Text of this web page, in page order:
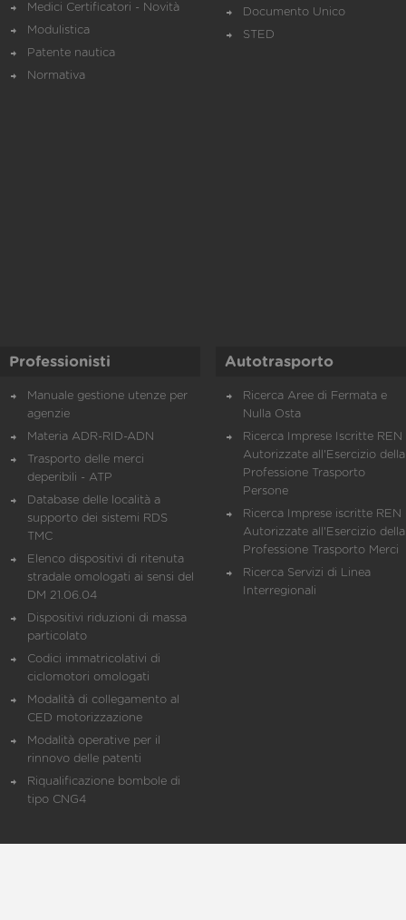
Medici Certificatori - Novità
Modulistica
Patente nautica
Normativa
Documento Unico
STED
Professionisti
Manuale gestione utenze per
agenzie
Materia ADR-RID-ADN
Trasporto delle merci
deperibili - ATP
Database delle località a
supporto dei sistemi RDS
TMC
Elenco dispositivi di ritenuta
stradale omologati ai sensi del
DM 21.06.04
Dispositivi riduzioni di massa
particolato
Codici immatricolativi di
ciclomotori omologati
Modalità di collegamento al
CED motorizzazione
Modalità operative per il
rinnovo delle patenti
Riqualificazione bombole di
tipo CNG4
Autotrasporto
Ricerca Aree di Fermata e
Nulla Osta
Ricerca Imprese Iscritte REN
Autorizzate all'Esercizio della
Professione Trasporto
Persone
Ricerca Imprese iscritte REN
Autorizzate all'Esercizio della
Professione Trasporto Merci
Ricerca Servizi di Linea
Interregionali